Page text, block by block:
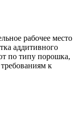
рабочее место
аддитивного
по типу порошка,
к